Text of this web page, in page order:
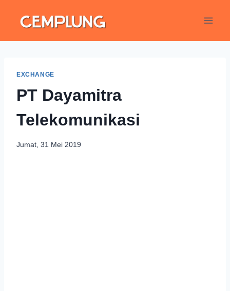
EXCHANGE
PT Dayamitra
Telekomunikasi
Jumat, 31 Mei 2019